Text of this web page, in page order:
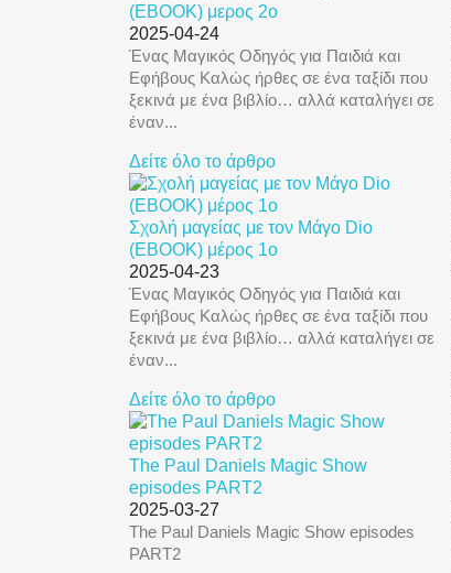
(EBOOK) μερος 2ο
2025-04-24
Ένας Μαγικός Οδηγός για Παιδιά και
Εφήβους Καλώς ήρθες σε ένα ταξίδι που
ξεκινά με ένα βιβλίο… αλλά καταλήγει σε
έναν...
Δείτε όλο το άρθρο
Σχολή μαγείας με τον Μάγο Dio
(EBOOK) μέρος 1ο
2025-04-23
Ένας Μαγικός Οδηγός για Παιδιά και
Εφήβους Καλώς ήρθες σε ένα ταξίδι που
ξεκινά με ένα βιβλίο… αλλά καταλήγει σε
έναν...
Δείτε όλο το άρθρο
The Paul Daniels Magic Show
episodes PART2
2025-03-27
The Paul Daniels Magic Show episodes
PART2